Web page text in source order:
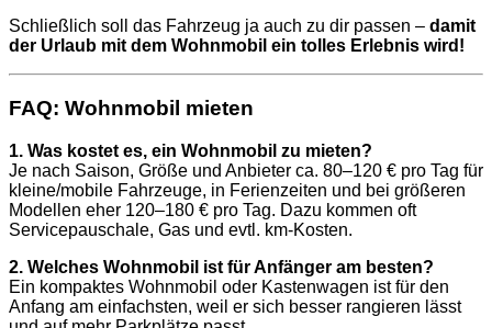
Schließlich soll das Fahrzeug ja auch zu dir passen – damit
der Urlaub mit dem Wohnmobil ein tolles Erlebnis wird!
FAQ: Wohnmobil mieten
1. Was kostet es, ein Wohnmobil zu mieten?
Je nach Saison, Größe und Anbieter ca. 80–120 € pro Tag für
kleine/mobile Fahrzeuge, in Ferienzeiten und bei größeren
Modellen eher 120–180 € pro Tag. Dazu kommen oft
Servicepauschale, Gas und evtl. km-Kosten.
2. Welches Wohnmobil ist für Anfänger am besten?
Ein kompaktes Wohnmobil oder Kastenwagen ist für den
Anfang am einfachsten, weil er sich besser rangieren lässt